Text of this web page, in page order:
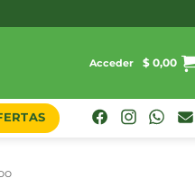
Acceder $ 0,00